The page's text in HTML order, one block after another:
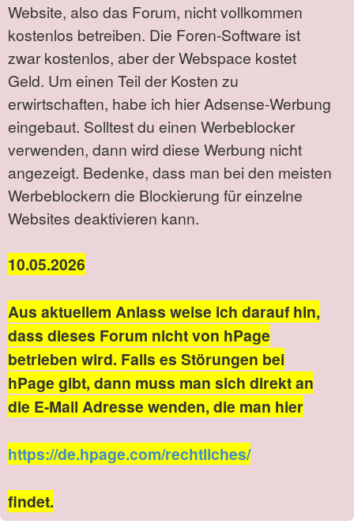
Website, also das Forum, nicht vollkommen
kostenlos betreiben. Die Foren-Software ist
zwar kostenlos, aber der Webspace kostet
Geld. Um einen Teil der Kosten zu
erwirtschaften, habe ich hier Adsense-Werbung
eingebaut. Solltest du einen Werbeblocker
verwenden, dann wird diese Werbung nicht
angezeigt. Bedenke, dass man bei den meisten
Werbeblockern die Blockierung für einzelne
Websites deaktivieren kann.
10.05.2026
Aus aktuellem Anlass weise ich darauf hin,
dass dieses Forum nicht von hPage
betrieben wird. Falls es Störungen bei
hPage gibt, dann muss man sich direkt an
die E-Mail Adresse wenden, die man hier
https://de.hpage.com/rechtliches/
findet.